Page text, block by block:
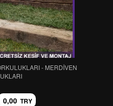
- MERDİVEN
0,00 TRY